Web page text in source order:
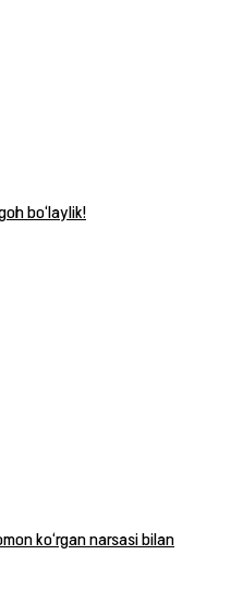
bo‘laylik!
ko‘rgan narsasi bilan